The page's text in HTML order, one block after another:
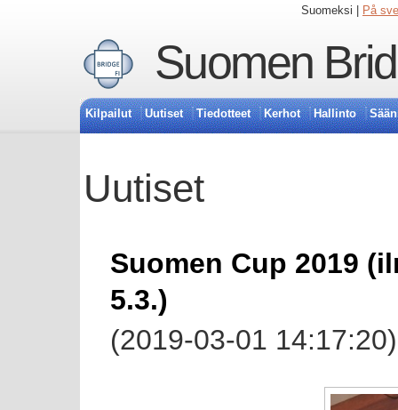
Suomeksi | På
Suomen
Kilpailut Uutiset Tiedotteet Kerhot Hallinto
Uutiset
Suomen Cup 2019
5.3.)
(2019-03-01 14:17:20)